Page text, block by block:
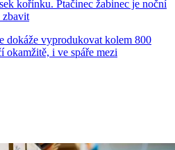
kořínku. Ptačinec žabinec je noční
zbavit
dokáže vyprodukovat kolem 800
okamžitě, i ve spáře mezi